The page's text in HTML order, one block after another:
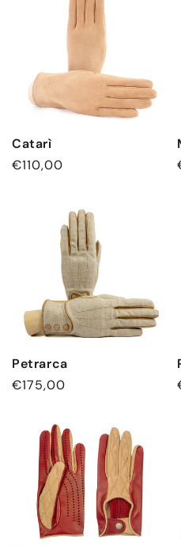
Catarì
Normaler
€110,00
Petrarca
Normaler
€175,00